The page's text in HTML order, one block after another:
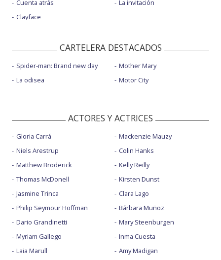
Cuenta atrás
Clayface
La invitación
CARTELERA DESTACADOS
Spider-man: Brand new day
La odisea
Mother Mary
Motor City
ACTORES Y ACTRICES
Gloria Carrá
Niels Arestrup
Matthew Broderick
Thomas McDonell
Jasmine Trinca
Philip Seymour Hoffman
Dario Grandinetti
Myriam Gallego
Laia Marull
Mackenzie Mauzy
Colin Hanks
Kelly Reilly
Kirsten Dunst
Clara Lago
Bárbara Muñoz
Mary Steenburgen
Inma Cuesta
Amy Madigan